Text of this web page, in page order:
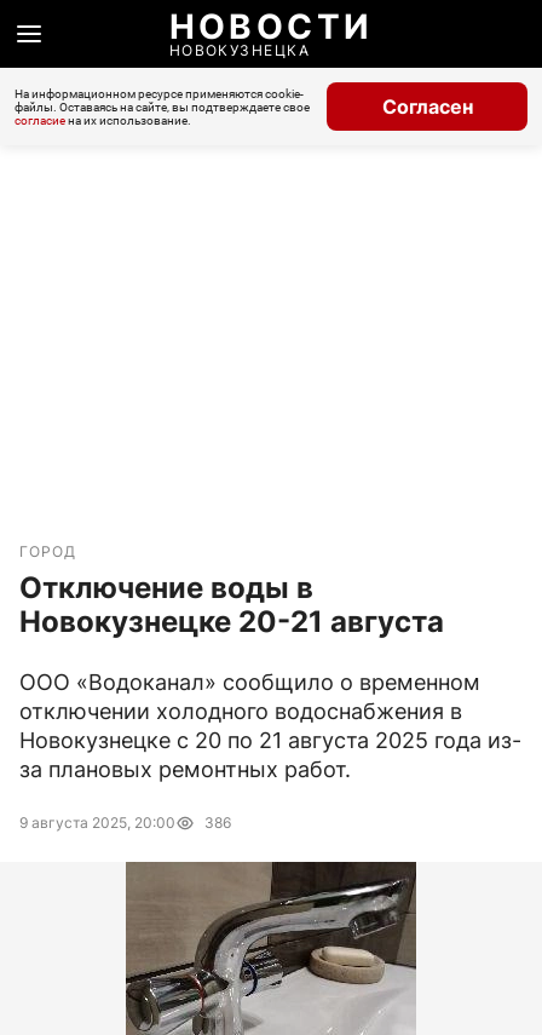
НОВОСТИ
НОВОКУЗНЕЦКА
На информационном ресурсе применяются cookie-
файлы. Оставаясь на сайте, вы подтверждаете свое
согласиена их использование.
Согласен
ГОРОД
Отключение воды в
Новокузнецке 20-21 августа
ООО «Водоканал» сообщило о временном
отключении холодного водоснабжения в
Новокузнецке с 20 по 21 августа 2025 года из-
за плановых ремонтных работ.
9 августа 2025, 20:00 386